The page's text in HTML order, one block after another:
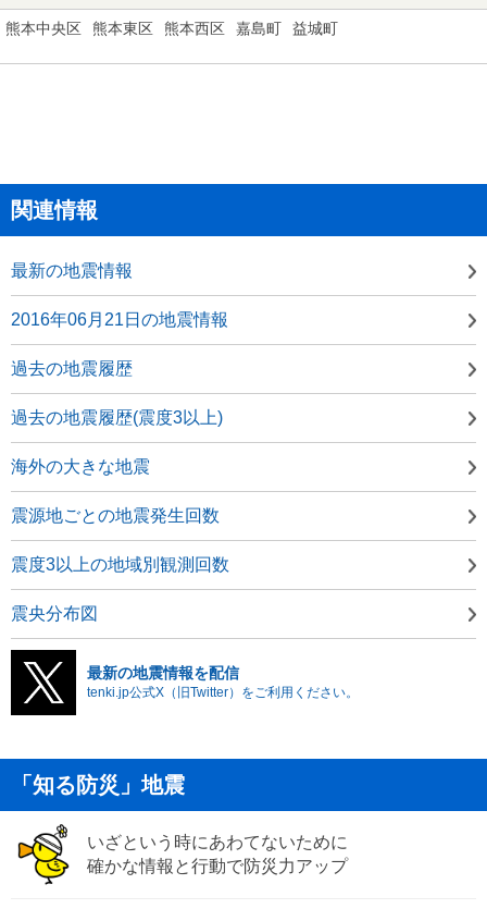
熊本中央区 熊本東区 熊本西区 嘉島町 益城町
関連情報
最新の地震情報
2016年06月21日の地震情報
過去の地震履歴
過去の地震履歴(震度3以上)
海外の大きな地震
震源地ごとの地震発生回数
震度3以上の地域別観測回数
震央分布図
最新の地震情報を配信
tenki.jp公式X（旧Twitter）をご利用ください。
「知る防災」地震
いざという時にあわてないために
確かな情報と行動で防災力アップ